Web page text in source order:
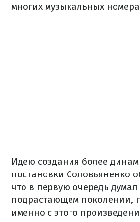
многих музыкальных
Идею создания более
постановки Соловьяненко
что в первую очередь думал
подрастающем поколении,
именно с этого